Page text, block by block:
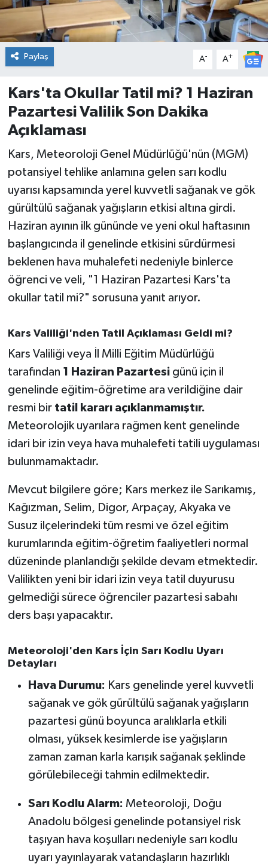
Paylaş A- A+
Kars'ta Okullar Tatil mi? 1 Haziran
Pazartesi Valilik Son Dakika
Açıklaması
Kars, Meteoroloji Genel Müdürlüğü'nün (MGM)
potansiyel tehlike anlamına gelen sarı kodlu
uyarısı kapsamında yerel kuvvetli sağanak ve gök
gürültülü sağanak yağışların etkisi altına girdi.
Haziran ayının ilk gününde ve yeni okul haftasının
başlangıcında il genelinde etkisini sürdürmesi
beklenen hava muhalefeti nedeniyle binlerce
öğrenci ve veli, "1 Haziran Pazartesi Kars'ta
okullar tatil mi?" sorusuna yanıt arıyor.
Kars Valiliği'nden Tatil Açıklaması Geldi mi?
Kars Valiliği veya İl Milli Eğitim Müdürlüğü
tarafından 1 Haziran Pazartesigünü için il
genelinde eğitim-öğretime ara verildiğine dair
resmi bir tatil kararı açıklanmamıştır.
Meteorolojik uyarılara rağmen kent genelinde
idari bir izin veya hava muhalefeti tatili uygulaması
bulunmamaktadır.
Mevcut bilgilere göre; Kars merkez ile Sarıkamış,
Kağızman, Selim, Digor, Arpaçay, Akyaka ve
Susuz ilçelerindeki tüm resmi ve özel eğitim
kurumlarında eğitim-öğretim faaliyetleri normal
düzeninde planlandığı şekilde devam etmektedir.
Valilikten yeni bir idari izin veya tatil duyurusu
gelmediği sürece öğrenciler pazartesi sabahı
ders başı yapacaktır.
Meteoroloji'den Kars İçin Sarı Kodlu Uyarı
Detayları
Hava Durumu: Kars genelinde yerel kuvvetli
sağanak ve gök gürültülü sağanak yağışların
pazartesi günü boyunca aralıklarla etkili
olması, yüksek kesimlerde ise yağışların
zaman zaman karla karışık sağanak şeklinde
görülebileceği tahmin edilmektedir.
Sarı Kodlu Alarm: Meteoroloji, Doğu
Anadolu bölgesi genelinde potansiyel risk
taşıyan hava koşulları nedeniyle sarı kodlu
uyarı yayınlayarak vatandaşların hazırlıklı
EKONOMİ
Erdek
Gömeç
Gönen
Havran
İvrindi
KENT GÜNDEMİ
Kepsut
KÜLTÜR-SANAT
MAGAZİN
Manyas
OLAY
OTOMOTİV
Resmi İlanlar
SAĞLIK
Savaştepe
SEYAHAT
Sındırgı
SPOR
TARİHTE BUGÜN
TEKNOLOJİ
TÜRKİYE
VİZYONDAKİLER
YAŞAM